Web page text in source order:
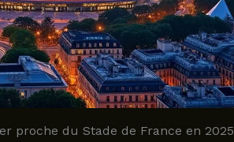
proche du Stade de France en 2025